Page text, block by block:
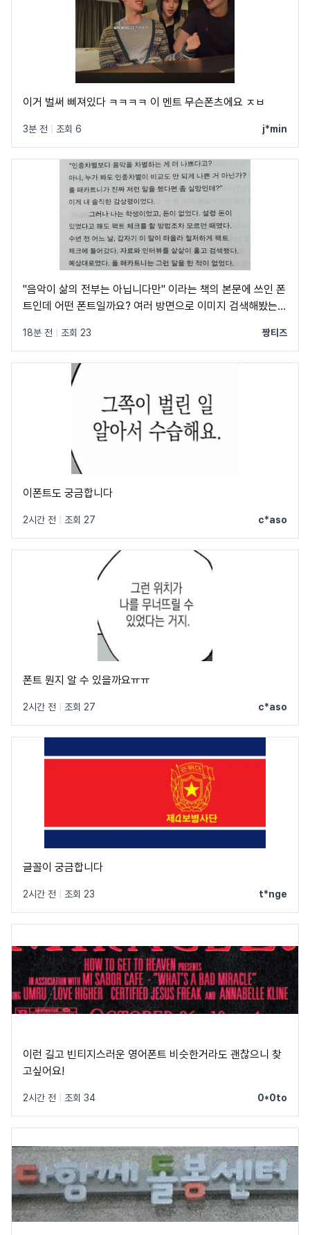
이거 벌써 삐져있다 ㅋㅋㅋㅋ 이 멘트 무슨폰츠에요 ㅈㅂ
3분 전 조회 6 j*min
"음악이 삶의 전부는 아닙니다만" 이라는 책의 본문에 쓰인 폰
트인데 어떤 폰트일까요? 여러 방면으로 이미지 검색해봤는데
18분 전 조회 23 짱티즈
이폰트도 궁금합니다
2시간 전 조회 27 c*aso
폰트 뭔지 알 수 있을까요ㅠㅠ
2시간 전 조회 27 c*aso
글꼴이 궁금합니다
2시간 전 조회 23 t*nge
이런 길고 빈티지스러운 영어폰트 비슷한거라도 괜찮으니 찾
고싶어요!
2시간 전 조회 34 0*0to